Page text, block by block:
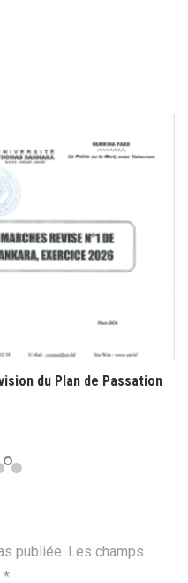
du Plan de Passation
publiée. Les champs
*